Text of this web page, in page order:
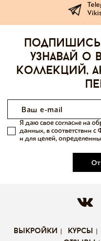
Подпишись
узнавай о
коллекций,
Я даю свое согласие на
данных, в соответствии
и для целей,
выкройки курсы